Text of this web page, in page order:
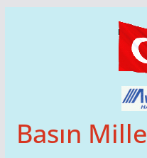
Basın